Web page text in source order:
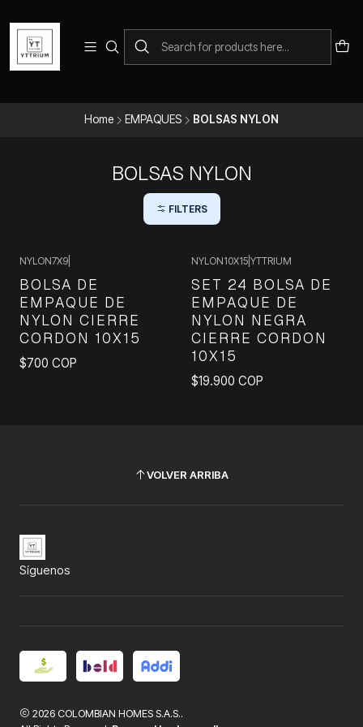
Para pedidos telefonicos puedes comunicarte con el wsap
+573228452138
Home EMPAQUES BOLSAS NYLON
BOLSAS NYLON
FILTERS
NYLON7X9
BOLSA DE
EMPAQUE DE
NYLON CIERRE
CORDON 10X15
$700 COP
NYLON10X15 YTTRIUM
SET 24 BOLSA DE
EMPAQUE DE
NYLON NEGRA
CIERRE CORDON
10X15
$19.900 COP
VOLVER ARRIBA
Síguenos
2026 COLOMBIAN HOMES S.A.S..